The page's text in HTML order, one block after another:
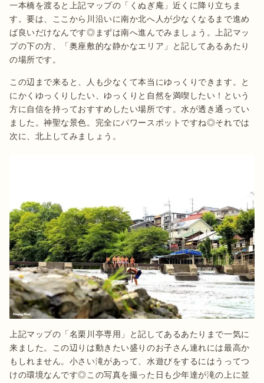
一本橋を渡ると上記マップの「くぬぎ庵」近くに降り立ちま
す。要は、ここから川沿いに南か北へ人が少なくなるまで進め
ば良いだけなんです◎まずは南へ進んでみましょう。上記マッ
プの下の方、「奥座敷的な静かなエリア」と記してあるあたり
の場所です。
この辺まで来ると、人も少なくて本当にゆっくりできます。と
にかくゆっくりしたい、ゆっくりと自然を満喫したい！という
方に自信を持っておすすめしたい場所です。水が透き通ってい
ました。神聖な景色。完全にパワースポットですね◎それでは
次に、北上してみましょう。
上記マップの「名栗川亭専用」と記してあるあたりまで一気に
来ました。この辺りは動きたい盛りのお子さん連れには最高か
もしれません。小さい滝があって、水遊びをするにはうってつ
けの環境なんです◎この写真を撮った日も少年達が滝の上に並